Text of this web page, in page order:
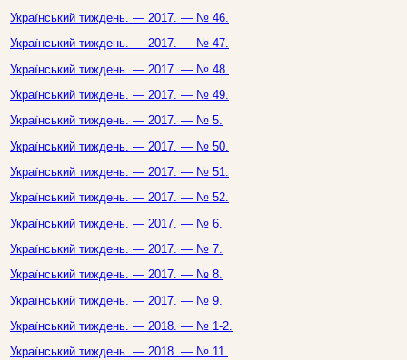
Український тиждень. — 2017. — № 46.
Український тиждень. — 2017. — № 47.
Український тиждень. — 2017. — № 48.
Український тиждень. — 2017. — № 49.
Український тиждень. — 2017. — № 5.
Український тиждень. — 2017. — № 50.
Український тиждень. — 2017. — № 51.
Український тиждень. — 2017. — № 52.
Український тиждень. — 2017. — № 6.
Український тиждень. — 2017. — № 7.
Український тиждень. — 2017. — № 8.
Український тиждень. — 2017. — № 9.
Український тиждень. — 2018. — № 1-2.
Український тиждень. — 2018. — № 11.